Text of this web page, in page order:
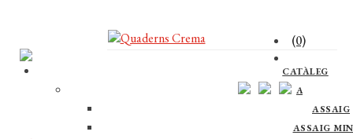
(0)
CATÀLEG
ASSAIG
ASSAIG
ASSAIG